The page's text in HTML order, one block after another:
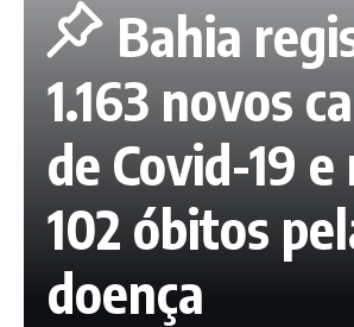
Bahia
1.163 novos
de Covid-19 e
102 óbitos
doença